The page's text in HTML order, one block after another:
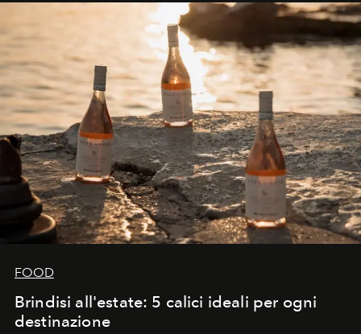
FOOD
Brindisi all'estate: 5 calici ideali per ogni
destinazione